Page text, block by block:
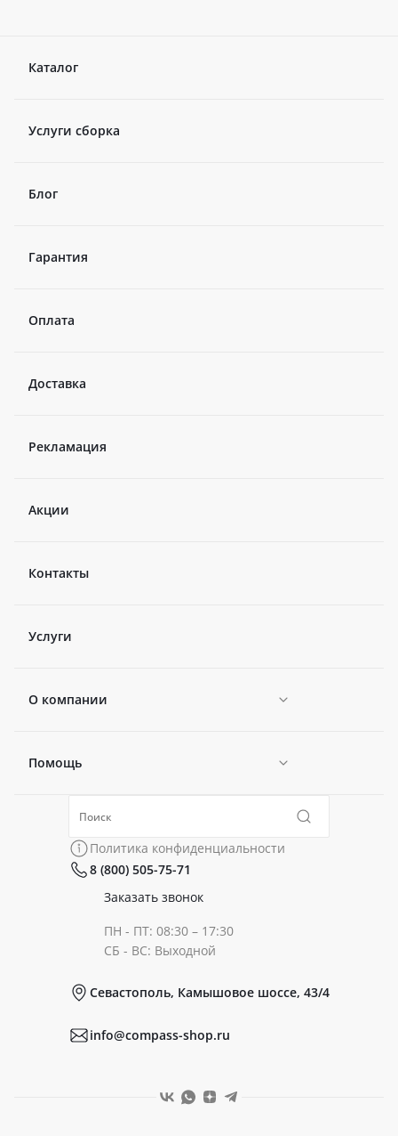
Каталог
Услуги сборка
Блог
Гарантия
Оплата
Доставка
Рекламация
Акции
Контакты
Услуги
О компании
Новости
Политика конфиденциальности
Помощь
Коллекции
Политика конфиденциальности
8 (800) 505-75-71
Заказать звонок
ПН - ПТ: 08:30 – 17:30
СБ - ВС: Выходной
Севастополь, Камышовое шоссе, 43/4
info@compass-shop.ru